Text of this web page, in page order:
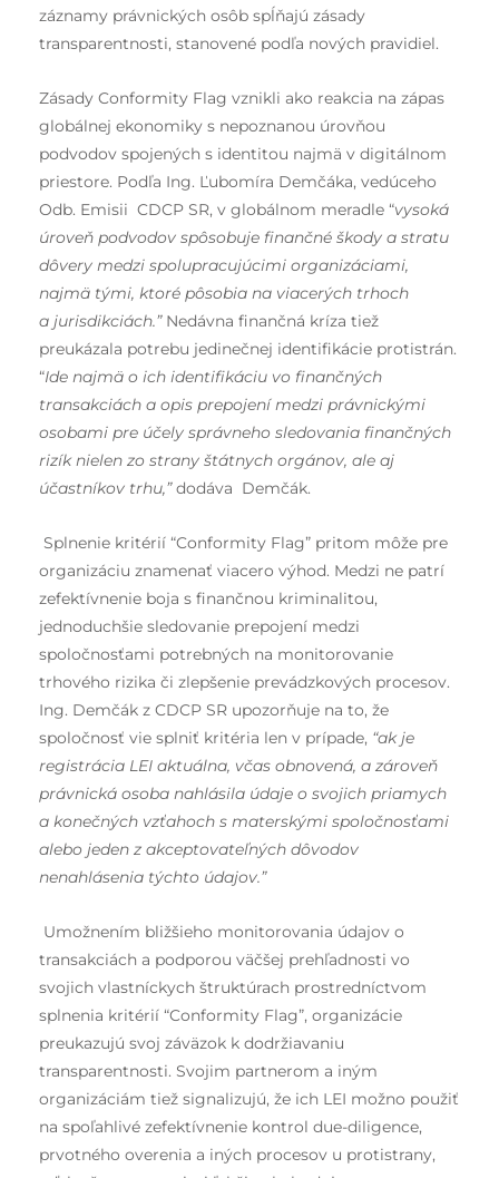
záznamy právnických osôb spĺňajú zásady
transparentnosti, stanovené podľa nových pravidiel.
Zásady Conformity Flag vznikli ako reakcia na zápas
globálnej ekonomiky s nepoznanou úrovňou
podvodov spojených s identitou najmä v digitálnom
priestore. Podľa Ing. Ľubomíra Demčáka, vedúceho
Odb. Emisii CDCP SR, v globálnom meradle “vysoká
úroveň podvodov spôsobuje finančné škody a stratu
dôvery medzi spolupracujúcimi organizáciami,
najmä tými, ktoré pôsobia na viacerých trhoch
a jurisdikciách.” Nedávna finančná kríza tiež
preukázala potrebu jedinečnej identifikácie protistrán.
“Ide najmä o ich identifikáciu vo finančných
transakciách a opis prepojení medzi právnickými
osobami pre účely správneho sledovania finančných
rizík nielen zo strany štátnych orgánov, ale aj
účastníkov trhu,”dodáva Demčák.
Splnenie kritérií “Conformity Flag” pritom môže pre
organizáciu znamenať viacero výhod. Medzi ne patrí
zefektívnenie boja s finančnou kriminalitou,
jednoduchšie sledovanie prepojení medzi
spoločnosťami potrebných na monitorovanie
trhového rizika či zlepšenie prevádzkových procesov.
Ing. Demčák z CDCP SR upozorňuje na to, že
spoločnosť vie splniť kritéria len v prípade, “ak je
registrácia LEI aktuálna, včas obnovená, a zároveň
právnická osoba nahlásila údaje o svojich priamych
a konečných vzťahoch s materskými spoločnosťami
alebo jeden z akceptovateľných dôvodov
nenahlásenia týchto údajov.”
Umožnením bližšieho monitorovania údajov o
transakciách a podporou väčšej prehľadnosti vo
svojich vlastníckych štruktúrach prostredníctvom
splnenia kritérií “Conformity Flag”, organizácie
preukazujú svoj záväzok k dodržiavaniu
transparentnosti. Svojim partnerom a iným
organizáciám tiež signalizujú, že ich LEI možno použiť
na spoľahlivé zefektívnenie kontrol due-diligence,
prvotného overenia a iných procesov u protistrany,